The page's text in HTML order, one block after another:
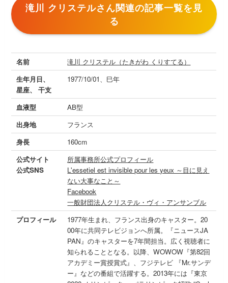
滝川 クリステルさん関連の記事一覧を見
る
名前
滝川 クリステル（たきがわ くりすてる）
生年月日、
星座、 干支
1977/10/01、巳年
血液型
AB型
出身地
フランス
身長
160cm
公式サイト
公式SNS
所属事務所公式プロフィール
L'essetiel est invisible pour les yeux ～目に見え
ない大事なこと～
Facebook
一般財団法人クリステル・ヴィ・アンサンブル
プロフィール
1977年生まれ、フランス出身のキャスター。20
00年に共同テレビジョンへ所属。『ニュースJA
PAN』のキャスターを7年間担当。広く視聴者に
知られることとなる。以降、WOWOW『第82回
アカデミー賞授賞式』、フジテレビ 『Mr.サンデ
ー』などの番組で活躍する。2013年には『東京